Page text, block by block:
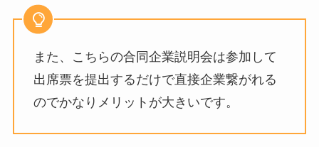
また、こちらの合同企業説明会は参加して
出席票を提出するだけで直接企業繋がれる
のでかなりメリットが大きいです。